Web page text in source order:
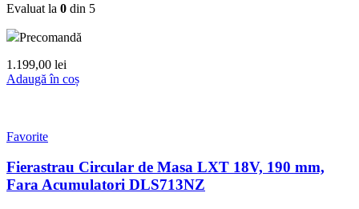
Evaluat la 0 din 5
Precomandă
1.199,00 lei
Adaugă în coș
Favorite
Fierastrau Circular de Masa LXT 18V, 190 mm,
Fara Acumulatori DLS713NZ